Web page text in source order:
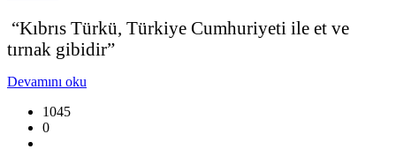
“Kıbrıs Türkü, Türkiye Cumhuriyeti ile et ve
tırnak gibidir”
Devamını oku
1045
0